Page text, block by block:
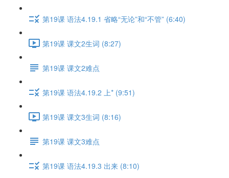
第19课 语法4.19.1 省略“无论”和“不管” (6:40)
第19课 课文2生词 (8:27)
第19课 课文2难点
第19课 语法4.19.2 上* (9:51)
第19课 课文3生词 (8:16)
第19课 课文3难点
第19课 语法4.19.3 出来 (8:10)